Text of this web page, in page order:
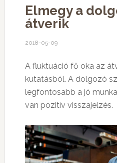
Elmegy a
átverik
2018-05-09
A fluktuáció fő oka az
kutatásból. A dolgozó
legfontosabb a jó
van pozitív visszajelzés.